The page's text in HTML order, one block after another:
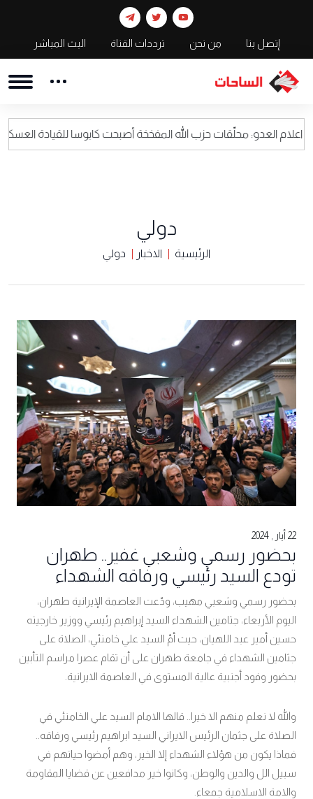
إتصل بنا من نحن ترددات القناة البث المباشر
محلّقات حزب الله المفخخة أصبحت كابوسا للقيادة العسكرية الاسرائيلية
دولي
الرئيسية الاخبار دولي
22 أيار , 2024
بحضور رسمي وشعبي غفير.. طهران
تودع السيد رئيسي ورفاقه الشهداء
بحضور رسمي وشعبي مهيب، ودّعت العاصمة الإيرانية طهران،
اليوم الأربعاء، جثامين الشهداء السيد إبراهيم رئيسي ووزير خارجيته
حسين أمير عبد اللهيان، حيث أمّ السيد علي خامنئي، الصلاة على
جثامين الشهداء في جامعة طهران على أن تقام عصرا مراسم التأبين
بحضور وفود أجنبية عالية المستوى في العاصمة الايرانية.
والله لا نعلم منهم الا خيرا.. قالها الامام السيد علي الخامنئي في
الصلاة على جثمان الرئيس الايراني السيد ابراهيم رئيسي ورفاقه..
فماذا يكون من هؤلاء الشهداء إلا الخير، وهم أمضوا حياتهم في
سبيل الل والدين والوطن، وكانوا خير مدافعين عن قضايا المقاومة
والامة الاسلامية جمعاء.